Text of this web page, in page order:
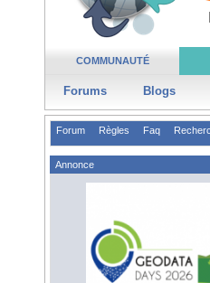
COMMUNAUTÉ
Forums Blogs
Forum Règles Faq
Annonce